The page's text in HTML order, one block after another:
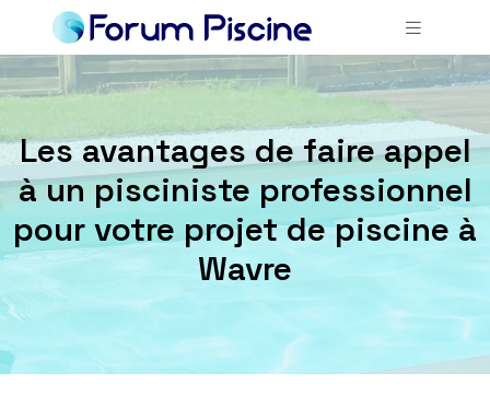
Les avantages de faire appel
à un pisciniste professionnel
pour votre projet de piscine à
Wavre